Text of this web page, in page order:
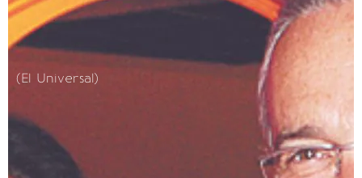
(El Universal)